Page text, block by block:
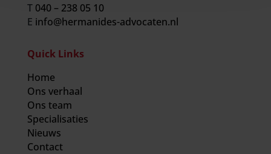
T040 – 238 05 10
E info@hermanides-advocaten.nl
Quick Links
Home
Ons verhaal
Ons team
Specialisaties
Nieuws
Contact